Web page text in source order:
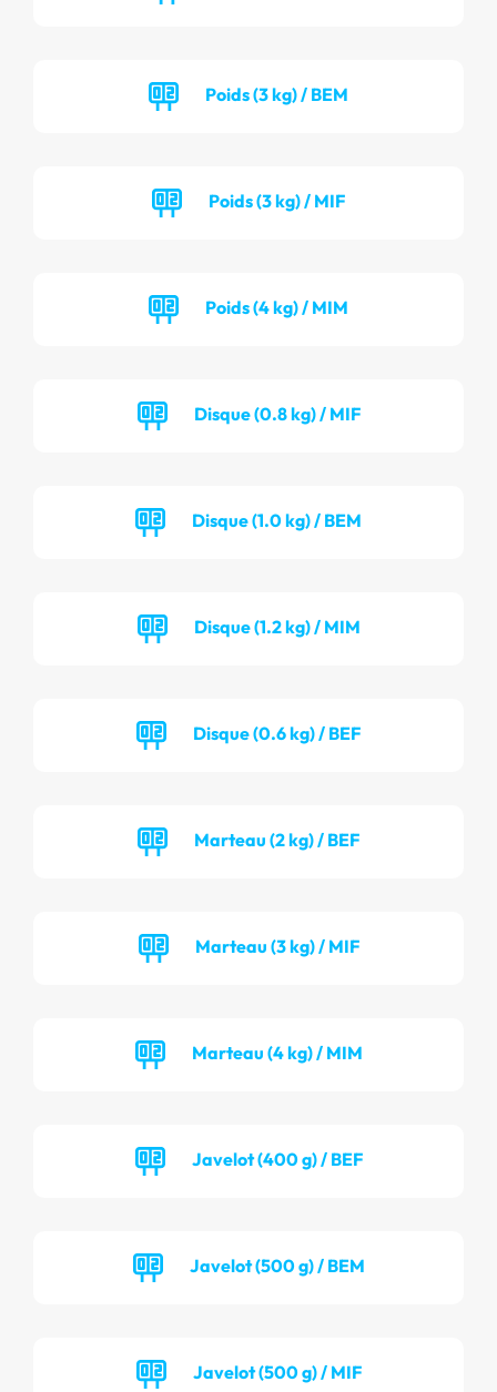
Poids (3 kg) / BEM
Poids (3 kg) / MIF
Poids (4 kg) / MIM
Disque (0.8 kg) / MIF
Disque (1.0 kg) / BEM
Disque (1.2 kg) / MIM
Disque (0.6 kg) / BEF
Marteau (2 kg) / BEF
Marteau (3 kg) / MIF
Marteau (4 kg) / MIM
Javelot (400 g) / BEF
Javelot (500 g) / BEM
Javelot (500 g) / MIF